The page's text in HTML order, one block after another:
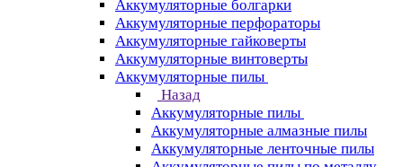
Аккумуляторные болгарки
Аккумуляторные перфораторы
Аккумуляторные гайковерты
Аккумуляторные винтоверты
Аккумуляторные пилы
Назад
Аккумуляторные пилы
Аккумуляторные алмазные пилы
Аккумуляторные ленточные пилы